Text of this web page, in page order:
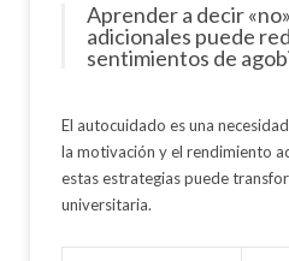
Aprender a decir
adicionales puede
sentimientos de
El autocuidado es una
la motivación y el rendimiento
estas estrategias puede
universitaria.